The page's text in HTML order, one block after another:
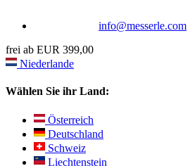
info@messerle.com
frei ab EUR 399,00
Niederlande
Wählen Sie ihr Land:
Österreich
Deutschland
Schweiz
Liechtenstein